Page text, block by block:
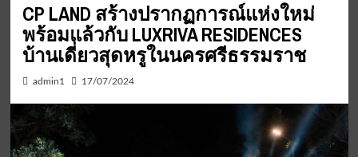
CP LAND สร้างปรากฏการณ์แห่งใหม่
พร้อมแล้วกับ LUXRIVA RESIDENCES
บ้านเดี่ยวสุดหรูในนครศรีธรรมราช
admin1 17/07/2024